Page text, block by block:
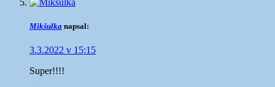
Mikšulka napsal:
3.3.2022 v 15:15
Super!!!!